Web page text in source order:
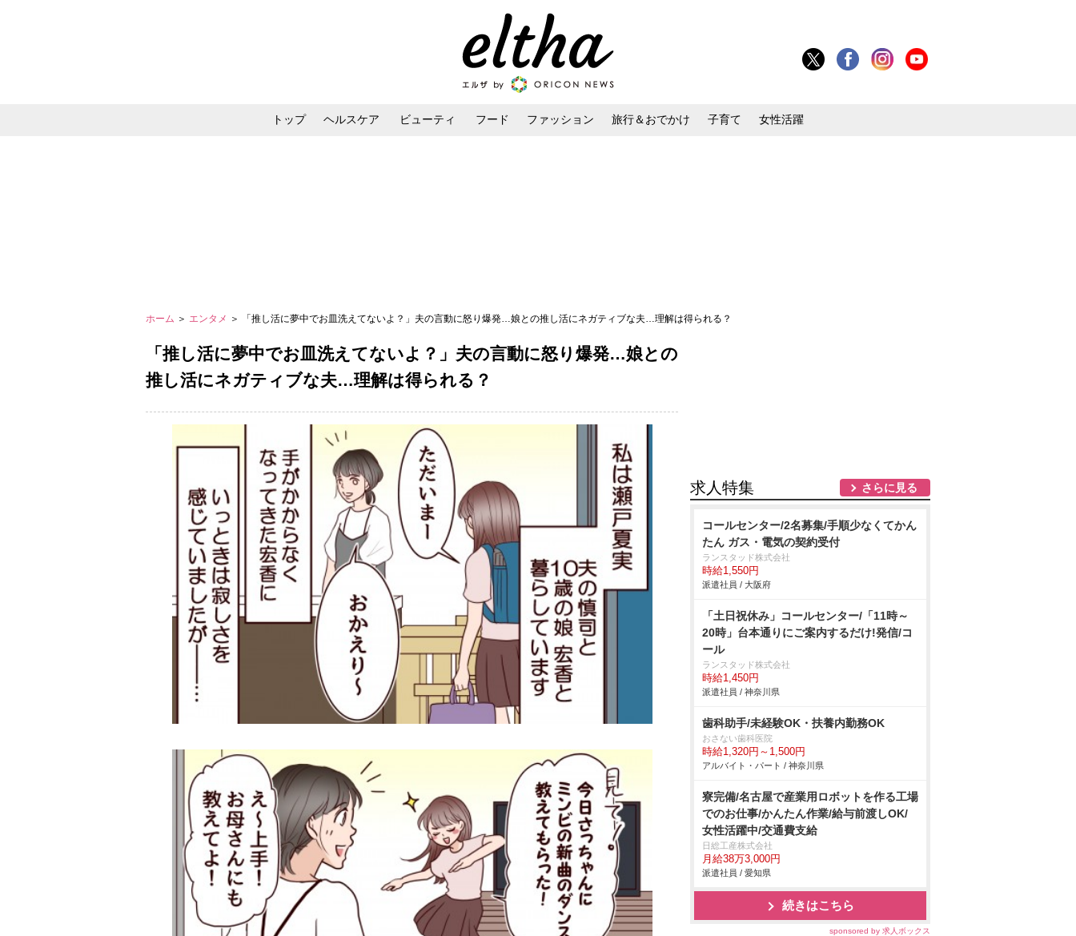
トップ ヘルスケア ビューティ フード ファッション 旅行＆おでかけ 子育て 女性活躍
ホーム ＞ エンタメ ＞ 「推し活に夢中でお皿洗えてないよ？」夫の言動に怒り爆発…娘との推し活にネガティブな夫…理解は得られる？
「推し活に夢中でお皿洗えてないよ？」夫の言動に怒り爆発…娘との
推し活にネガティブな夫…理解は得られる？
求人特集 さらに見る
コールセンター/2名募集/手順少なくてかん
たん ガス・電気の契約受付
ランスタッド株式会社
時給1,550円
派遣社員 / 大阪府
「土日祝休み」コールセンター/「11時～
20時」台本通りにご案内するだけ!発信/コ
ール
ランスタッド株式会社
時給1,450円
派遣社員 / 神奈川県
歯科助手/未経験OK・扶養内勤務OK
おさない歯科医院
時給1,320円～1,500円
アルバイト・パート / 神奈川県
寮完備/名古屋で産業用ロボットを作る工場
でのお仕事/かんたん作業/給与前渡しOK/
女性活躍中/交通費支給
日総工産株式会社
月給38万3,000円
派遣社員 / 愛知県
続きはこちら
sponsored by 求人ボックス